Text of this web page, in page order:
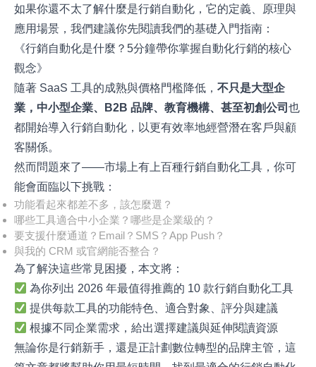
如果你還不太了解什麼是行銷自動化，它的定義、原理與
應用場景，我們建議你先閱讀我們的基礎入門指南：
《行銷自動化是什麼？5分鐘帶你掌握自動化行銷的核心
觀念》
隨著 SaaS 工具的成熟與價格門檻降低，不只是大型企
業，中小型企業、
B2B品牌、教育機構、甚至初創公司也
都開始導入行銷自動化，以更有效率地經營潛在客戶與顧
客關係。
然而問題來了——市場上有上百種行銷自動化工具，你可
能會面臨以下挑戰：
功能看起來都差不多，該怎麼選？
哪些工具適合中小企業？哪些是企業級的？
要支援什麼通道？Email？SMS？App Push？
與我的 CRM 或官網能否整合？
為了解決這些常見困擾，本文將：
為你列出 2026 年最值得推薦的 10 款行銷自動化工具
提供每款工具的功能特色、適合對象、評分與建議
根據不同企業需求，給出選擇建議與延伸閱讀資源
無論你是行銷新手，還是正計劃數位轉型的品牌主管，這